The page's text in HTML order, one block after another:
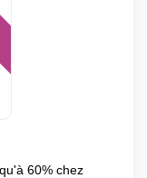
60% chez